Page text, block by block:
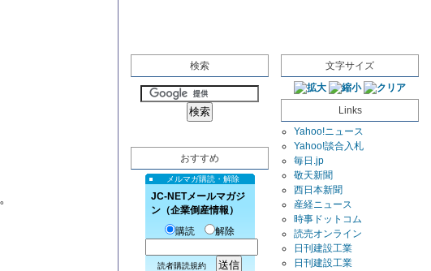
検索
おすすめ
メルマガ購読・解除
JC-NETメールマガジ
ン（企業倒産情報）
購読
解除
読者購読規約
文字サイズ
Links
Yahoo!ニュース
Yahoo!談合入札
毎日.jp
敬天新聞
西日本新聞
産経ニュース
時事ドットコム
読売オンライン
日刊建設工業
日刊建設工業